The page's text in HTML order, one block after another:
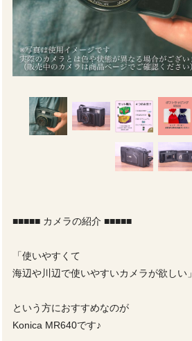
■■■■■ カメラの紹介 ■■■■■
「使いやすくて
海辺や川辺で使いやすいカメラが欲しい」
という方におすすめなのが
Konica MR640です♪